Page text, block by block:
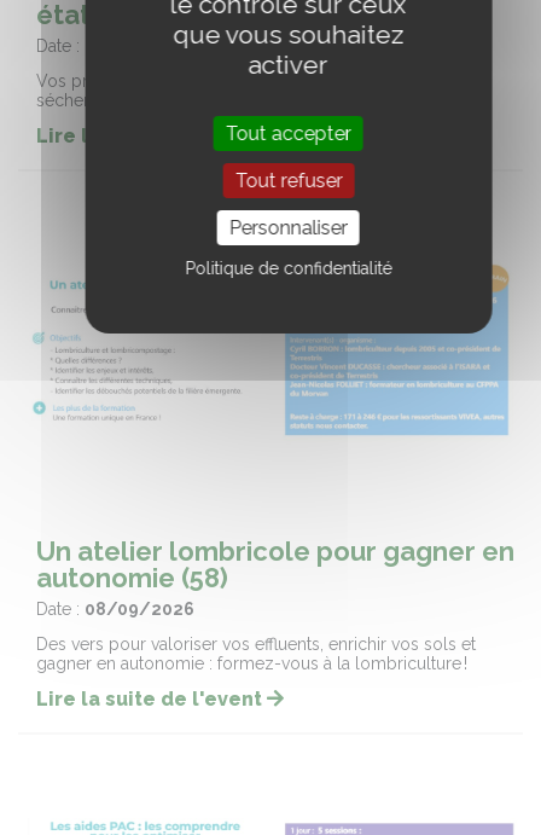
état (58)
Date :
03/09/2026
Vos prairies naturelles peuvent être dégradées suite à une
sécheresse, un dégât de gibier, du surpâturage …
Lire la suite de l'event
Un atelier lombricole pour gagner en
autonomie (58)
Date : 08/09/2026
Des vers pour valoriser vos effluents, enrichir vos sols et
gagner en autonomie : formez-vous à la lombriculture !
Lire la suite de l'event
que vous souhaitez
activer
Tout accepter
Tout refuser
Personnaliser
Politique de confidentialité